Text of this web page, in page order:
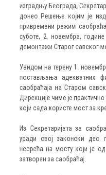
изградњу Београда,
донео Решење којим је
привремени режим
суботе, 2. новембра,
демонтажи Старог савског
Увидом на терену 1.
постављања адекватних
саобраћаја на Старом
Дирекције чиме је
који сада користе мост за
Из Секретаријата за
уради свој законски
несрећа на мосту који је
затворен за саобраћај.